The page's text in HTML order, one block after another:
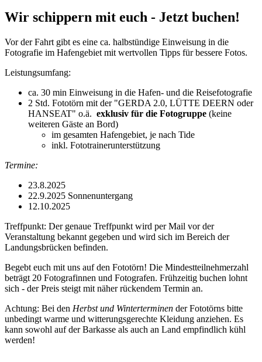
Wir schippern mit euch - Jetzt buchen!
Vor der Fahrt gibt es eine ca. halbstündige Einweisung in die
Fotografie im Hafengebiet mit wertvollen Tipps für bessere Fotos.
Leistungsumfang:
ca. 30 min Einweisung in die Hafen- und die Reisefotografie
2 Std. Fototörn mit der "GERDA 2.0, LÜTTE DEERN oder
HANSEAT" o.ä. exklusiv für die Fotogruppe (keine
weiteren Gäste an Bord)
im gesamten Hafengebiet, je nach Tide
inkl. Fototrainerunterstützung
Termine:
23.8.2025
22.9.2025 Sonnenuntergang
12.10.2025
Treffpunkt: Der genaue Treffpunkt wird per Mail vor der
Veranstaltung bekannt gegeben und wird sich im Bereich der
Landungsbrücken befinden.
Begebt euch mit uns auf den Fototörn! Die Mindestteilnehmerzahl
beträgt 20 Fotografinnen und Fotografen. Frühzeitig buchen lohnt
sich - der Preis steigt mit näher rückendem Termin an.
Achtung: Bei den Herbst und Winterterminen der Fototörns bitte
unbedingt warme und witterungsgerechte Kleidung anziehen. Es
kann sowohl auf der Barkasse als auch an Land empfindlich kühl
werden!